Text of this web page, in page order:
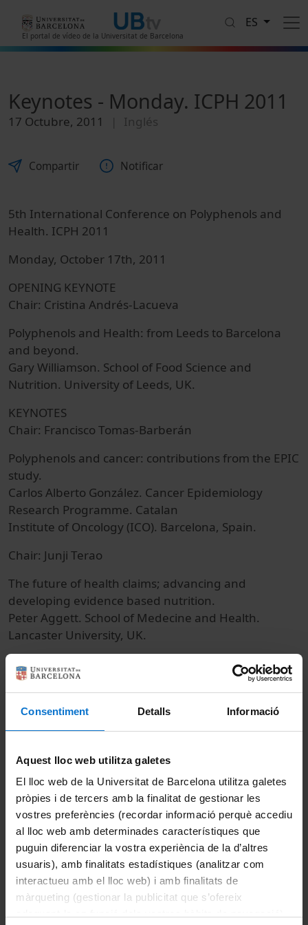
Consentiment Detalls Informació
Aquest lloc web utilitza galetes
El lloc web de la Universitat de Barcelona utilitza galetes
pròpies i de tercers amb la finalitat de gestionar les
vostres preferències (recordar informació perquè accediu
al lloc web amb determinades característiques que
puguin diferenciar la vostra experiència de la d’altres
usuaris), amb finalitats estadístiques (analitzar com
interactueu amb el lloc web) i amb finalitats de
màrqueting (gestionar la publicitat que s’ofereix
El portal de vídeo de la Universitat de Barcelona
ES
Keynotes - Monday. ICPH 2011
17 Octubre, 2011 Inglés
Compartir Notificar
5th International Conference on Polyphenols and
Health. ICPH 2011
Monday, October 17th, 2011
OPENING KEYNOTE
Chair: Cristina Andrés-Lacueva
Polyphenols and Health: from Leeds to Barcelona
and beyond.
Gary Williamson. School of Food Science and
Nutrition. University of Leeds, UK.
KEYNOTES
Chair: Francisco Tomas-Barberán
Polyphenols and cancer: contributions from the EPIC
study.
Carlos Alberto González. Cancer Epidemiology
Research Programme. Catalan
Institute of Oncology (ICO). Barcelona, Spain.
Chair: Junji Terao
The future of health claims; advancing and
developing evidence based nutrition.
Peter Aggett. School of Medecine and Health.
Lancaster University, UK.
Col·lecció
International Conference on Polyphenols and
Docencia e Investigación
Ciències de la Salut
Actos
Farmacia
Universitat de Barcelona
Facultad de Farmacia y Ciencias de la
Alimentación